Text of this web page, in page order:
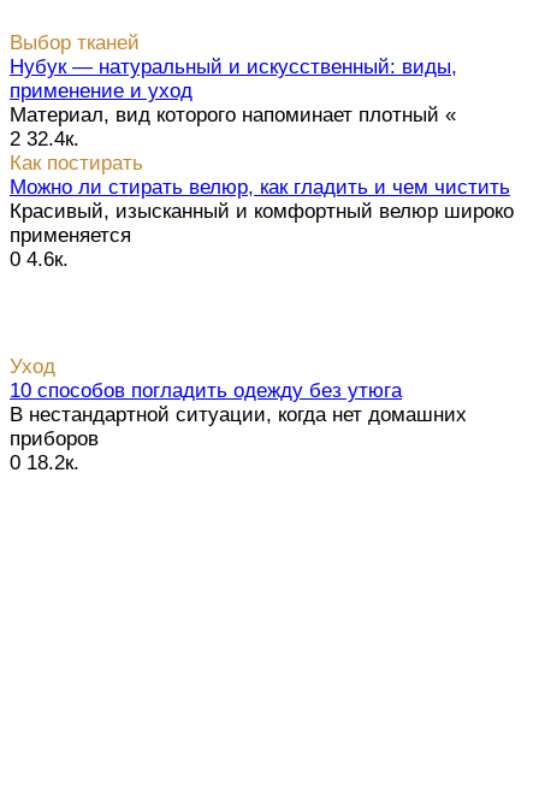
Выбор тканей
Нубук — натуральный и искусственный: виды,
применение и уход
Материал, вид которого напоминает плотный «
2 32.4к.
Как постирать
Можно ли стирать велюр, как гладить и чем чистить
Красивый, изысканный и комфортный велюр широко
применяется
0 4.6к.
Уход
10 способов погладить одежду без утюга
В нестандартной ситуации, когда нет домашних
приборов
0 18.2к.